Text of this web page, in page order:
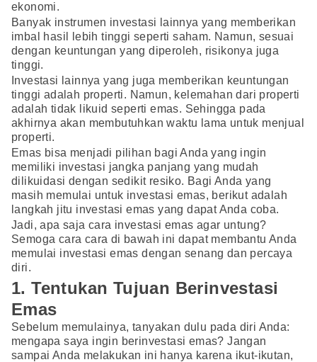
ekonomi.
Banyak instrumen investasi lainnya yang memberikan
imbal hasil lebih tinggi seperti saham. Namun, sesuai
dengan keuntungan yang diperoleh, risikonya juga
tinggi.
Investasi lainnya yang juga memberikan keuntungan
tinggi adalah properti. Namun, kelemahan dari properti
adalah tidak likuid seperti emas. Sehingga pada
akhirnya akan membutuhkan waktu lama untuk menjual
properti.
Emas bisa menjadi pilihan bagi Anda yang ingin
memiliki investasi jangka panjang yang mudah
dilikuidasi dengan sedikit resiko. Bagi Anda yang
masih memulai untuk investasi emas, berikut adalah
langkah jitu investasi emas yang dapat Anda coba.
Jadi, apa saja cara investasi emas agar untung?
Semoga cara cara di bawah ini dapat membantu Anda
memulai investasi emas dengan senang dan percaya
diri.
1. Tentukan Tujuan Berinvestasi
Emas
Sebelum memulainya, tanyakan dulu pada diri Anda:
mengapa saya ingin berinvestasi emas? Jangan
sampai Anda melakukan ini hanya karena ikut-ikutan,